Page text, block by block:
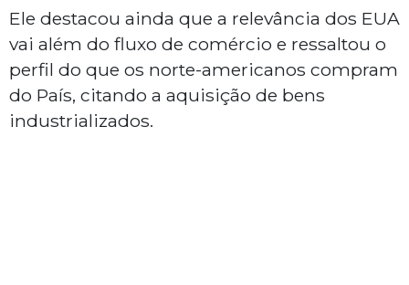
Ele destacou ainda que a relevância dos EUA
vai além do fluxo de comércio e ressaltou o
perfil do que os norte-americanos compram
do País, citando a aquisição de bens
industrializados.